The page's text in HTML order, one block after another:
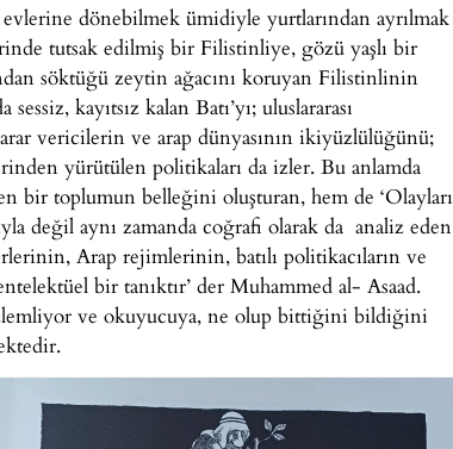
dönebilmek ümidiyle yurtlarından ayrılmak
tutsak edilmiş bir Filistinliye, gözü yaşlı bir
söktüğü zeytin ağacını koruyan Filistinlinin
kayıtsız kalan Batı’yı; uluslararası
vericilerin ve arap dünyasının ikiyüzlülüğünü;
yürütülen politikaları da izler. Bu anlamda
bir toplumun belleğini oluşturan, hem de ‘Olayları
değil aynı zamanda coğrafi olarak da analiz eden
Arap rejimlerinin, batılı politikacıların ve
bir tanıktır’ der Muhammed al- Asaad.
ve okuyucuya, ne olup bittiğini bildiğini